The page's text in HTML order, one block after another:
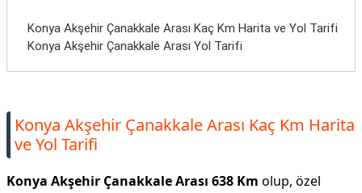
Konya Akşehir Çanakkale Arası Kaç Km Harita ve Yol Tarifi
Konya Akşehir Çanakkale Arası Yol Tarifi
Konya Akşehir Çanakkale Arası Kaç Km Harita
ve Yol Tarifi
Konya Akşehir Çanakkale Arası 638 Km olup, özel